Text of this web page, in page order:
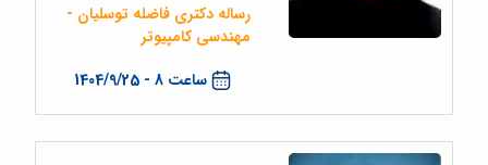
ساعت 8 - 1404/9/25
رساله دکتری فاضله توسلیان -
مهندسی کامپیوتر